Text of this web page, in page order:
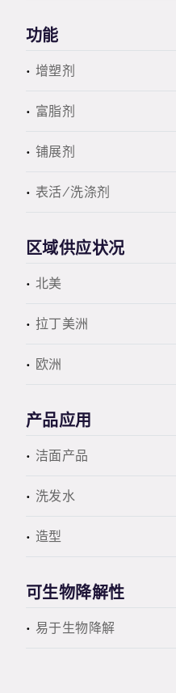
功能
增塑剂
富脂剂
铺展剂
表活/洗涤剂
区域供应状况
北美
拉丁美洲
欧洲
产品应用
洁面产品
洗发水
造型
可生物降解性
易于生物降解